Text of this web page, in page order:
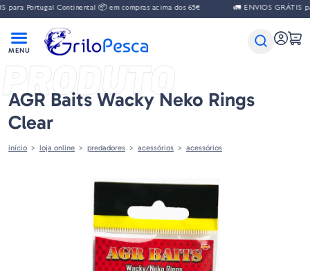
para Portugal Continental 📦 em compras acima dos 65€ 🚛 ENVIOS GRÁTIS
PRODUTO
AGR Baits Wacky Neko Rings
Clear
início loja online predadores acessórios acessórios